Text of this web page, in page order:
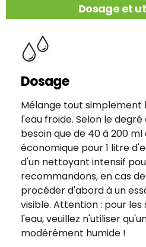
Dosage et
Dosage
Mélange tout
l'eau froide. Selon le degré
besoin que de 40 à 200
économique pour 1 litre
d'un nettoyant intensif
recommandons, en cas
procéder d'abord à un
visible. Attention : pour
l'eau, veuillez n'utiliser
modérément humide !